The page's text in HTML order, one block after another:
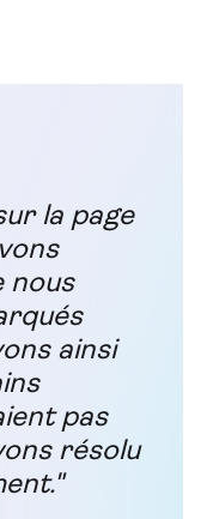
la page
nous
ainsi
pas
résolu